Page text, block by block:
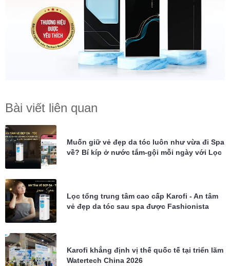
Bài viết liên quan
Muốn giữ vẻ đẹp da tóc luôn như vừa đi Spa
về? Bí kíp ở nước tắm-gội mỗi ngày với Lọc
Lọc tổng trung tâm cao cấp Karofi - An tâm
vẻ đẹp da tóc sau spa được Fashionista
Karofi khẳng định vị thế quốc tế tại triển lãm
Watertech China 2026